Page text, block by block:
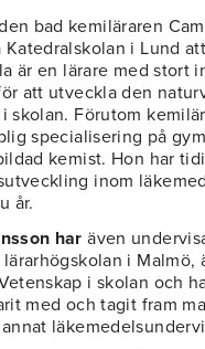
bad kemiläraren
Katedralskolan i Lund
är en lärare med stort
att utveckla den
skolan. Förutom
specialisering på
kemist. Hon har
inom
år.
har även
i Malmö,
i skolan och
med och tagit fram